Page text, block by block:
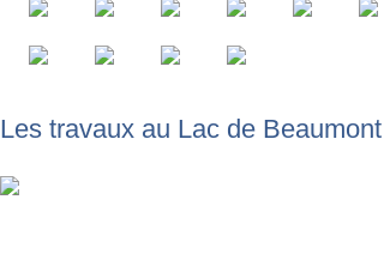
Les travaux au Lac de Beaumont